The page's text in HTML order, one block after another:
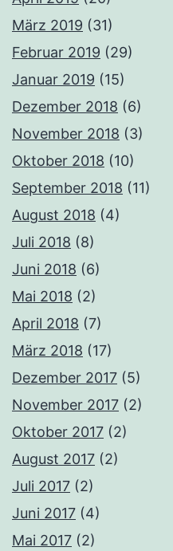
März 2019 (31)
Februar 2019 (29)
Januar 2019 (15)
Dezember 2018 (6)
November 2018 (3)
Oktober 2018 (10)
September 2018 (11)
August 2018 (4)
Juli 2018 (8)
Juni 2018 (6)
Mai 2018 (2)
April 2018 (7)
März 2018 (17)
Dezember 2017 (5)
November 2017 (2)
Oktober 2017 (2)
August 2017 (2)
Juli 2017 (2)
Juni 2017 (4)
Mai 2017 (2)